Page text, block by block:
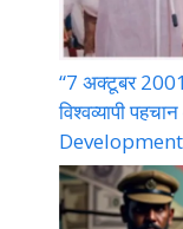
“7 अक्टूबर
विश्वव्यापी